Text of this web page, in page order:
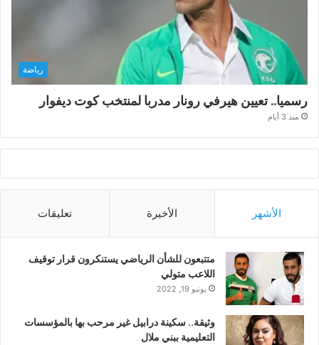
رياضة
رسميا.. تعيين هيرفي رونار مدربا لمنتخب كوت ديفوار
منذ 3 أيام
الأشهر الأخيرة تعليقات
متتبعون للشأن الرياضي يستنكرون قرار توقيف
اللاعب متولي
يونيو 19, 2022
وثيقة.. سكينة درابيل غير مرحب بها بالمؤسسات
التعليمية ببني ملال